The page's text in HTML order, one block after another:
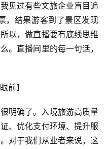
见过有些文旅企业盲目追
，结果游客到了景区发现
以，做直播要有底线思维
直播间里的每一句话，
前】
明确了。入境旅游高质量
、优化支付环境、提升服
对于我们从业者来说，这